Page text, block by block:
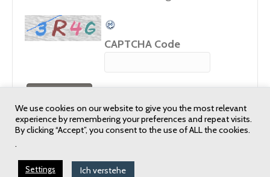
CAPTCHA Code
We use cookies on our website to give you the most relevant
experience by remembering your preferences and repeat visits.
By clicking “Accept”, you consent to the use of ALL the cookies.
.
Settings Ich verstehe